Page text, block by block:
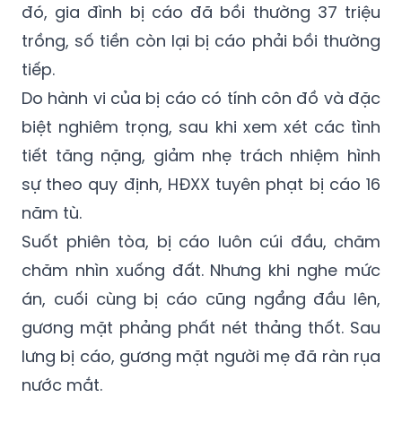
đó, gia đình bị cáo đã bồi thường 37 triệu
trồng, số tiền còn lại bị cáo phải bồi thường
tiếp.
Do hành vi của bị cáo có tính côn đồ và đặc
biệt nghiêm trọng, sau khi xem xét các tình
tiết tăng nặng, giảm nhẹ trách nhiệm hình
sự theo quy định, HĐXX tuyên phạt bị cáo 16
năm tù.
Suốt phiên tòa, bị cáo luôn cúi đầu, chăm
chăm nhìn xuống đất. Nhưng khi nghe mức
án, cuối cùng bị cáo cũng ngẩng đầu lên,
gương mặt phảng phất nét thảng thốt. Sau
lưng bị cáo, gương mặt người mẹ đã ràn rụa
nước mắt.